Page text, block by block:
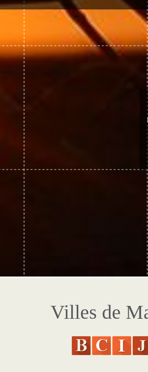
Villes de